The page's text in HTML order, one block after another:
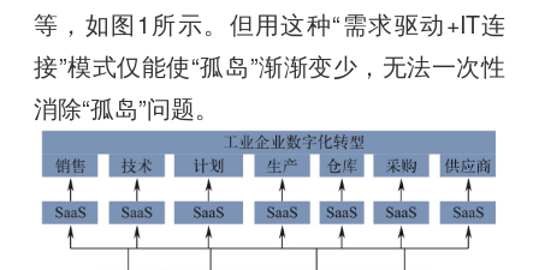
等，如图1所示。但用这种“需求驱动+IT连
接”模式仅能使“孤岛”渐渐变少，无法一次性
消除“孤岛”问题。